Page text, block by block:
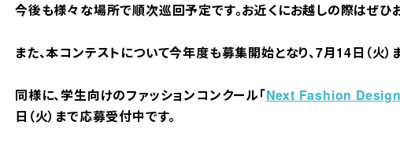
今後も様々な場所で順次巡回予定です。お近くにお越しの際はぜひ
また、本コンテストについて今年度も募集開始となり、7月14日（火）
同様に、学生向けのファッションコンクール「Next Fashion
日（火）まで応募受付中です。